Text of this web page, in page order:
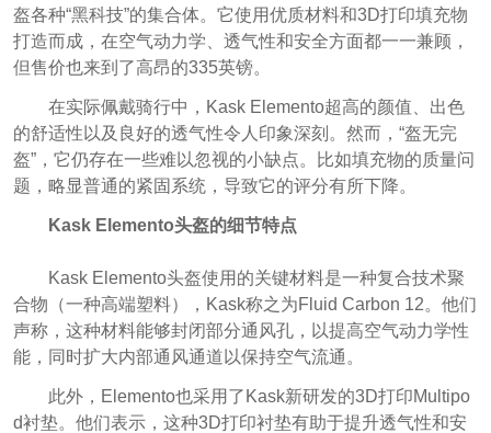
盔各种“黑科技”的集合体。它使用优质材料和3D打印填充物
打造而成，在空气动力学、透气性和安全方面都一一兼顾，
但售价也来到了高昂的335英镑。
在实际佩戴骑行中，Kask Elemento超高的颜值、出色
的舒适性以及良好的透气性令人印象深刻。然而，“盔无完
盔”，它仍存在一些难以忽视的小缺点。比如填充物的质量问
题，略显普通的紧固系统，导致它的评分有所下降。
Kask Elemento头盔的细节特点
Kask Elemento头盔使用的关键材料是一种复合技术聚
合物（一种高端塑料），Kask称之为Fluid Carbon 12。他们
声称，这种材料能够封闭部分通风孔，以提高空气动力学性
能，同时扩大内部通风通道以保持空气流通。
此外，Elemento也采用了Kask新研发的3D打印Multipo
d衬垫。他们表示，这种3D打印衬垫有助于提升透气性和安